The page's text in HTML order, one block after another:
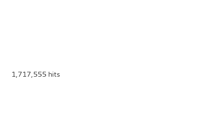
1,717,555 hits